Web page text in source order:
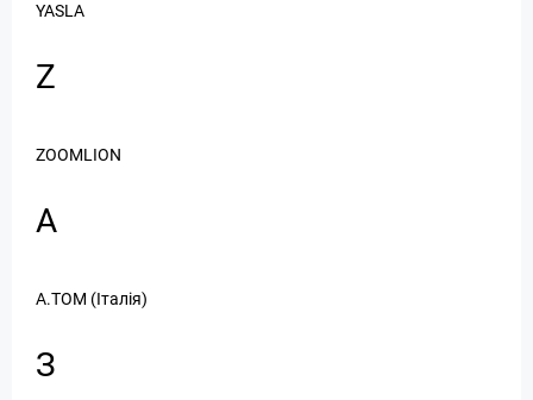
YASLA
Z
ZOOMLION
А
А.ТОМ (Італія)
З